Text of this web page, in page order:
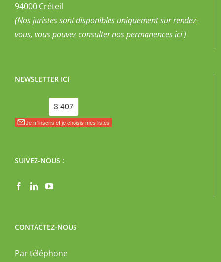
94000 Créteil
(Nos juristes sont disponibles uniquement sur rendez-
vous, vous pouvezconsulter nos permanences ici )
NEWSLETTER ICI
SUIVEZ-NOUS :
CONTACTEZ-NOUS
Par téléphone